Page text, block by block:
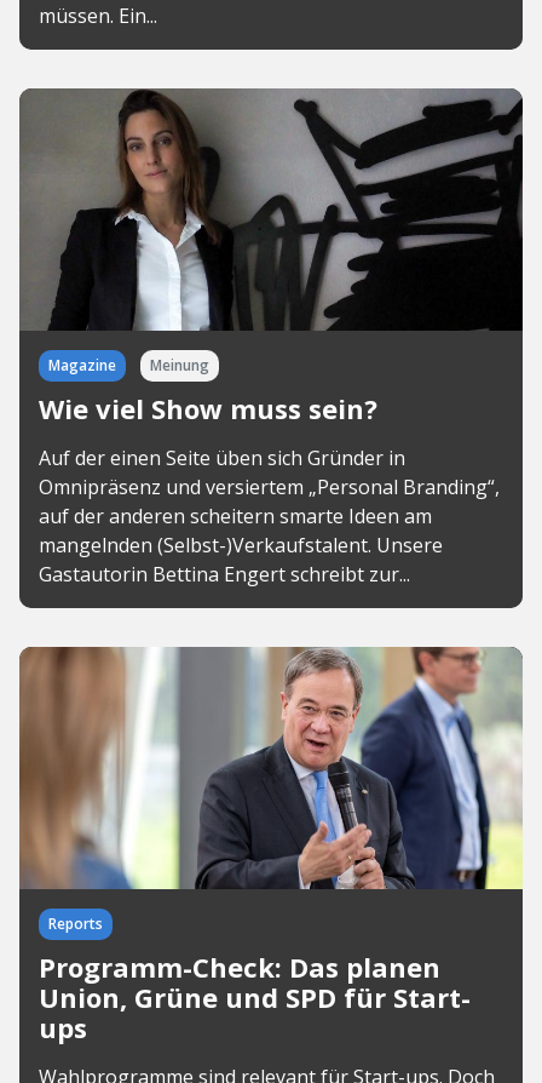
müssen. Ein...
Magazine Meinung
Wie viel Show muss sein?
Auf der einen Seite üben sich Gründer in
Omnipräsenz und versiertem „Personal Branding“,
auf der anderen scheitern smarte Ideen am
mangelnden (Selbst-)Verkaufstalent. Unsere
Gastautorin Bettina Engert schreibt zur...
Reports
Programm-Check: Das planen
Union, Grüne und SPD für Start-
ups
Wahlprogramme sind relevant für Start-ups. Doch